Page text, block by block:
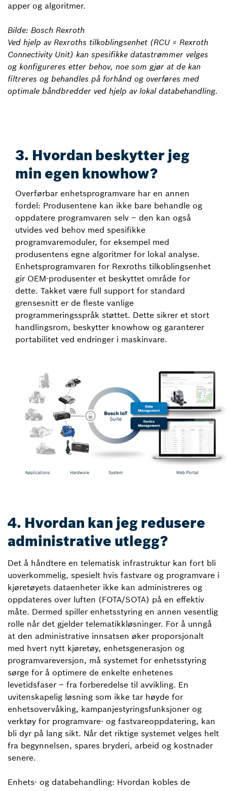
apper og algoritmer.
Bilde: Bosch Rexroth
Ved hjelp av Rexroths tilkoblingsenhet (RCU = Rexroth
Connectivity Unit) kan spesifikke datastrømmer velges
og konfigureres etter behov, noe som gjør at de kan
filtreres og behandles på forhånd og overføres med
optimale båndbredder ved hjelp av lokal databehandling.
3. Hvordan beskytter jeg
min egen knowhow?
Overførbar enhetsprogramvare har en annen
fordel: Produsentene kan ikke bare behandle og
oppdatere programvaren selv – den kan også
utvides ved behov med spesifikke
programvaremoduler, for eksempel med
produsentens egne algoritmer for lokal analyse.
Enhetsprogramvaren for Rexroths tilkoblingsenhet
gir OEM-produsenter et beskyttet område for
dette. Takket være full support for standard
grensesnitt er de fleste vanlige
programmeringsspråk støttet. Dette sikrer et stort
handlingsrom, beskytter knowhow og garanterer
portabilitet ved endringer i maskinvare.
4. Hvordan kan jeg redusere
administrative utlegg?
Det å håndtere en telematisk infrastruktur kan fort bli
uoverkommelig, spesielt hvis fastvare og programvare i
kjøretøyets dataenheter ikke kan administreres og
oppdateres over luften (FOTA/SOTA) på en effektiv
måte. Dermed spiller enhetsstyring en annen vesentlig
rolle når det gjelder telematikkløsninger. For å unngå
at den administrative innsatsen øker proporsjonalt
med hvert nytt kjøretøy, enhetsgenerasjon og
programvareversjon, må systemet for enhetsstyring
sørge for å optimere de enkelte enhetenes
levetidsfaser – fra forberedelse til avvikling. En
uvitenskapelig løsning som ikke tar høyde for
enhetsovervåking, kampanjestyringsfunksjoner og
verktøy for programvare- og fastvareoppdatering, kan
bli dyr på lang sikt. Når det riktige systemet velges helt
fra begynnelsen, spares bryderi, arbeid og kostnader
senere.
Enhets- og databehandling: Hvordan kobles de